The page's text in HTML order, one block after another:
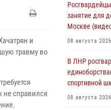
и
травму во
не справился
занятие для
Москве
08 августа
В ЛНР
спортивной
08 августа